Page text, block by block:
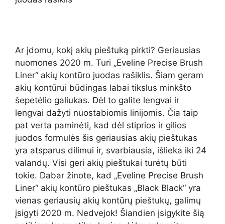
Ar įdomu, kokį akių pieštuką pirkti? Geriausias
nuomones 2020 m. Turi „Eveline Precise Brush
Liner“ akių kontūro juodas rašiklis. Šiam geram
akių kontūrui būdingas labai tikslus minkšto
šepetėlio galiukas. Dėl to galite lengvai ir
lengvai dažyti nuostabiomis linijomis. Čia taip
pat verta paminėti, kad dėl stiprios ir gilios
juodos formulės šis geriausias akių pieštukas
yra atsparus dilimui ir, svarbiausia, išlieka iki 24
valandų. Visi geri akių pieštukai turėtų būti
tokie. Dabar žinote, kad „Eveline Precise Brush
Liner“ akių kontūro pieštukas „Black Black“ yra
vienas geriausių akių kontūrų pieštukų, galimų
įsigyti 2020 m. Nedvejok! Šiandien įsigykite šią